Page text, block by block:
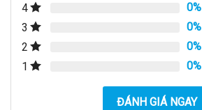
4
0%
3
0%
2
0%
1
0%
ĐÁNH GIÁ NGAY